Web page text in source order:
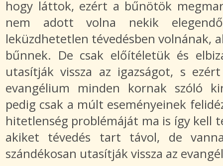
hogy láttok, ezért a bűnötök
nem adott volna nekik
leküzdhetetlen tévedésben volnának,
bűnnek. De csak előítéletük és
utasítják vissza az igazságot, s
evangélium minden kornak szóló
pedig csak a múlt eseményeinek
hitetlenség problémáját ma is így kell
akiket tévedés tart távol, de
szándékosan utasítják vissza az